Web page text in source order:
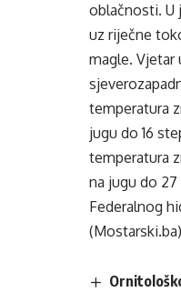
oblačnosti. U
uz riječne
magle. Vjetar
temperatura
jugu do 16
temperatura
na jugu do
Federalnog
(Mostarski.ba)